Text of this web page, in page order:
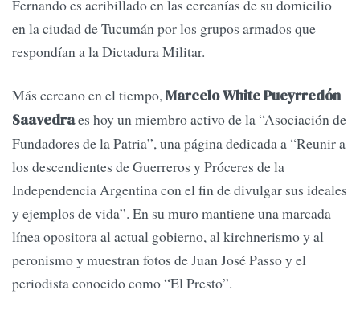
Fernando es acribillado en las cercanías de su domicilio
en la ciudad de Tucumán por los grupos armados que
respondían a la Dictadura Militar.
Más cercano en el tiempo,Marcelo White Pueyrredón
Saavedraes hoy un miembro activo de la “Asociación de
Fundadores de la Patria”, una página dedicada a “Reunir a
los descendientes de Guerreros y Próceres de la
Independencia Argentina con el fin de divulgar sus ideales
y ejemplos de vida”. En su muro mantiene una marcada
línea opositora al actual gobierno, al kirchnerismo y al
peronismo y muestran fotos de Juan José Passo y el
periodista conocido como “El Presto”.